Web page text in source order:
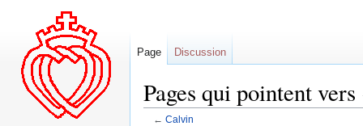
Pages qui pointent
← Calvin
Page Discussion